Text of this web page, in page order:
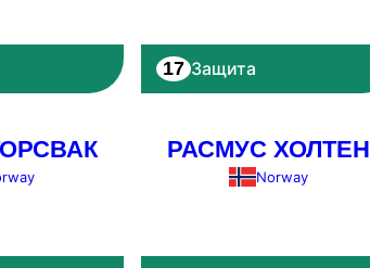
17 Защита
РАСМУС ХОЛТЕН
Norway